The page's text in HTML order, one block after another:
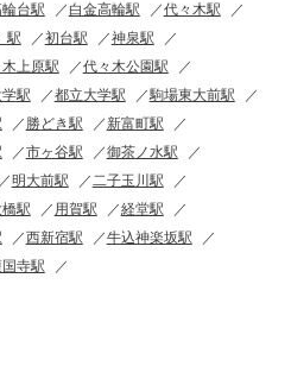
台駅 白金高輪駅
代々木駅
駅 初台駅
神泉駅
上原駅
代々木公園駅
駅 都立大学駅
駒場東大前駅
勝どき駅
新富町駅
市ヶ谷駅
御茶ノ水駅
明大前駅
二子玉川駅
駅 用賀駅
経堂駅
西新宿駅
牛込神楽坂駅
寺駅